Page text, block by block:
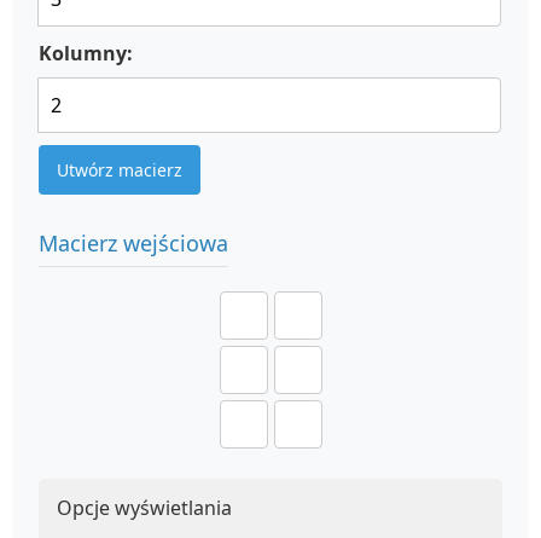
Kolumny:
Utwórz macierz
Macierz wejściowa
Opcje wyświetlania